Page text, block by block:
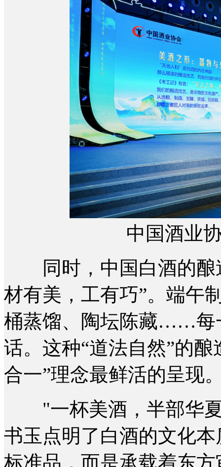
中国酒业
同时，中国白酒的酿
材有美，工有巧”。端午
桶蒸馏、陶坛陈藏……每
话。这种“道法自然”的
合一”理念最鲜活的呈现
"一杯美酒，半部华夏
书玉点明了白酒的文化
标准品，而是承载着东